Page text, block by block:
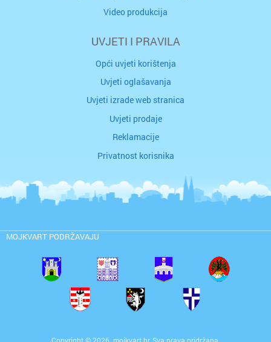
Video produkcija
UVJETI I PRAVILA
Opći uvjeti korištenja
Uvjeti oglašavanja
Uvjeti izrade web stranica
Uvjeti prodaje
Reklamacije
Privatnost korisnika
MOJKVART PODRŽAVAJU